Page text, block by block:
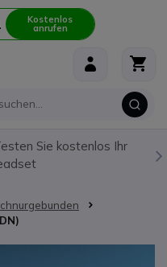
Kostenlos
anrufen
Sie kostenlos Ihr